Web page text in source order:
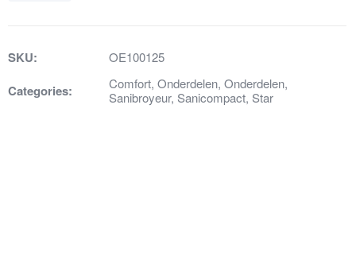
SKU: OE100125
Categories: Comfort, Onderdelen, Onderdelen,
Sanibroyeur, Sanicompact, Star